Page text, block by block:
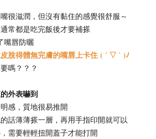
很滋潤，但沒有黏住的感覺很舒服～
常都是吃完飯後才要補搽
嘴唇防曬
脫得體無完膚的嘴唇上卡住 ( ´ ▽ ` )ﾉ
嗎？？？
的外表嚇到
感，質地很易推開
話薄薄搽一層，再用手指印開就可以
需要輕輕扭開蓋子才能打開